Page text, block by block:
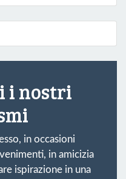
i nostri
in occasioni
in amicizia
ispirazione in una